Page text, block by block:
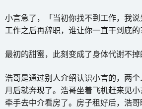
小言急了，「当初你找不到工作，我
工作之后再辞职，谁让你一直干到底的
最初的甜蜜，此刻变成了身体代谢不掉
浩哥是通过别人介绍认识小言的，两
月后就奔现了。浩哥坐着飞机赶来见
牵手去中介看房了。房子租好后，浩